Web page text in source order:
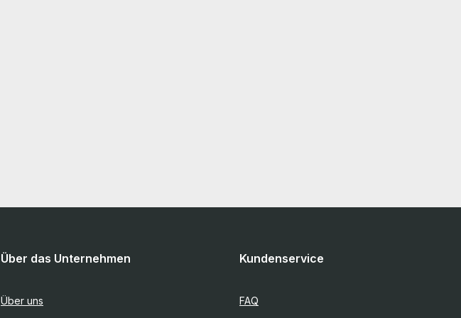
Über das Unternehmen
Über uns
Kundenservice
FAQ